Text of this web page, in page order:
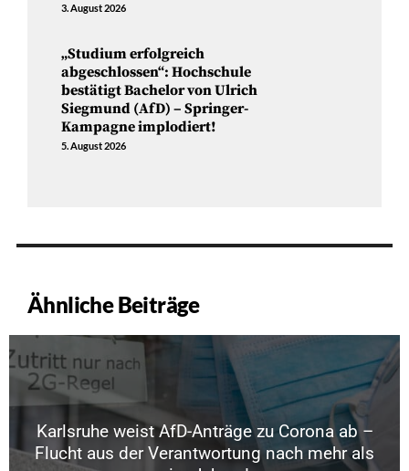
3. August 2026
„Studium erfolgreich
abgeschlossen“: Hochschule
bestätigt Bachelor von Ulrich
Siegmund (AfD) – Springer-
Kampagne implodiert!
5. August 2026
Ähnliche Beiträge
Karlsruhe weist AfD-Anträge zu Corona ab –
Flucht aus der Verantwortung nach mehr als